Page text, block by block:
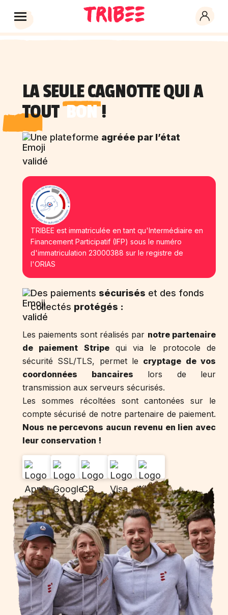
LA SEULE CAGNOTTE QUI A
TOUTBON!
Une plateforme agréée par l’état
TRIBEE est immatriculée en tant qu'Intermédiaire en
Financement Participatif (IFP) sous le numéro
d'immatriculation 23000388 sur le registre de
l'ORIAS
Des paiements sécurisés et des fonds
collectés protégés :
Les paiements sont réalisés par notre partenaire
de paiement Stripequi via le protocole de
sécurité SSL/TLS, permet le cryptage de vos
coordonnées bancaires lors de leur
transmission aux serveurs sécurisés.
Les sommes récoltées sont cantonées sur le
compte sécurisé de notre partenaire de paiement.
Nous ne percevons aucun revenu en lien avec
leur conservation !